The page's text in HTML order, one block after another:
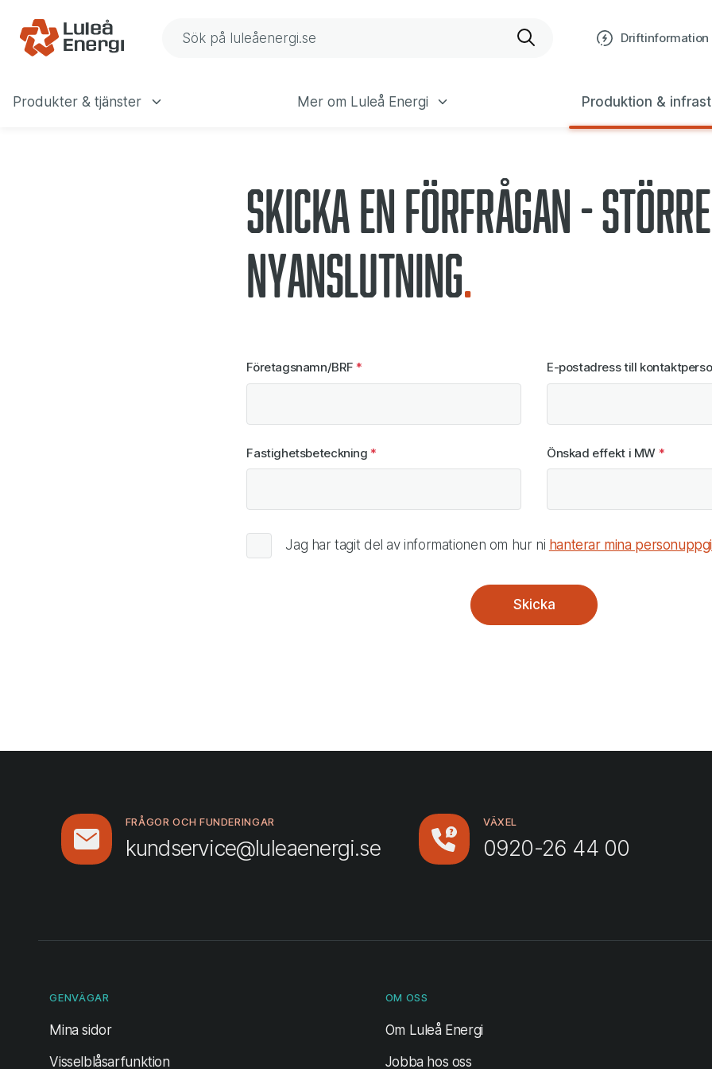
Gå till navigering
Gå till innehåll Sök på Luleå Energis webbplats Driftinformation
Huvudmeny
Produkter & tjänster Mer om Luleå Energi Produktion &
Förfrågan - Större anslutning
Skicka en förfrågan - Större
nyanslutning
Företagsnamn/BRF
Företagsnamn/BRF *
Fastighetsbeteckning*
E-postadress till
Önskad effekt i MW *
Behandling av personuppgifter
Jag har tagit del av informationen om hur ni hanterar mina
FRÅGOR OCH FUNDERINGAR
kundservice@luleaenergi.se
VÄXEL
0920-26 44 00
GENVÄGAR
Mina sidor(öppnas i ny flik)
Visselblåsarfunktion
OM OSS
Om Luleå Energi
Jobba hos oss